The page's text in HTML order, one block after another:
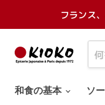
フランス
和食の基本 ソ